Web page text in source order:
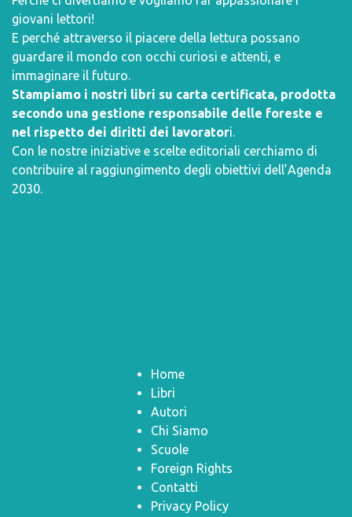
giovani lettori!
E perché attraverso il piacere della lettura possano
guardare il mondo con occhi curiosi e attenti, e
immaginare il futuro.
Stampiamo i nostri libri su carta certificata, prodotta
secondo una gestione responsabile delle foreste e
nel rispetto dei diritti dei lavoratori.
Con le nostre iniziative e scelte editoriali cerchiamo di
contribuire al raggiungimento degli obiettivi dell’Agenda
2030.
Home
Libri
Autori
Chi Siamo
Scuole
Foreign Rights
Contatti
Privacy Policy